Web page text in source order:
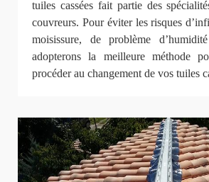
tuiles cassées fait partie des
couvreurs. Pour éviter les risques
moisissure, de problème
adopterons la meilleure méthode
procéder au changement de vos tuiles